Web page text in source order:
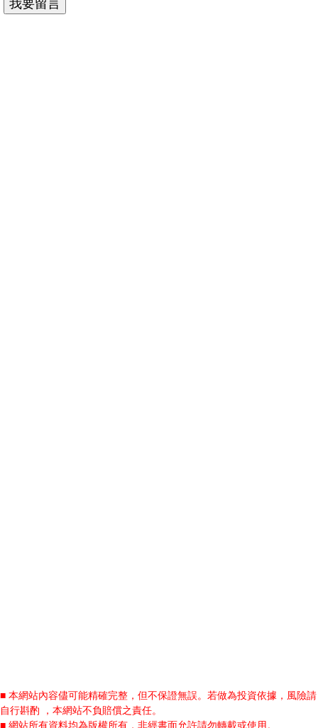
■ 本網站內容儘可能精確完整，但不保證無誤。若做為投資依據，風險請
自行斟酌 ，本網站不負賠償之責任。
■ 網站所有資料均為版權所有，非經書面允許請勿轉載或使用。